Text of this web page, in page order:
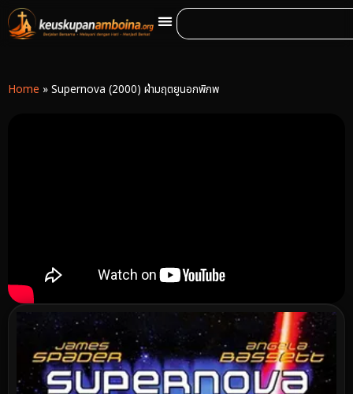
Home » Supernova (2000) ฝ่ามฤตยูนอกพิภพ